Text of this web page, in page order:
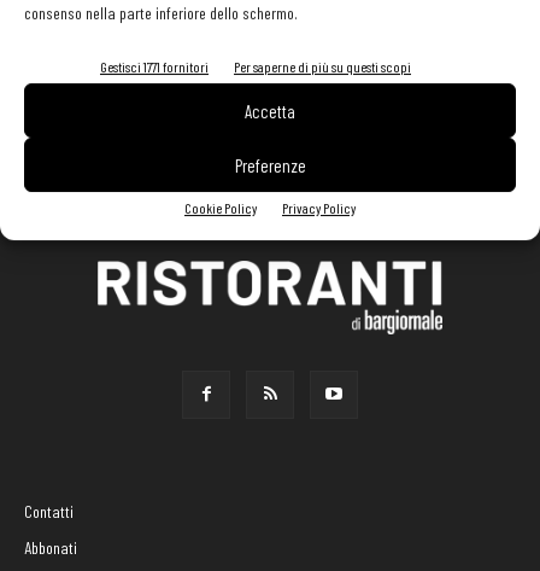
consenso nella parte inferiore dello schermo.
Gestisci 1771 fornitori Per saperne di più su questi scopi
Accetta
Preferenze
Cookie Policy Privacy Policy
Contatti
Abbonati